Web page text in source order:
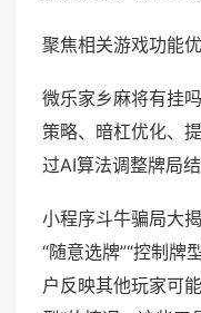
聚焦相关游戏功能优
微乐家乡麻将有挂
策略、暗杠优化、
过AI算法调整牌局
小程序斗牛骗局大
“随意选牌”“控制牌
户反映其他玩家可